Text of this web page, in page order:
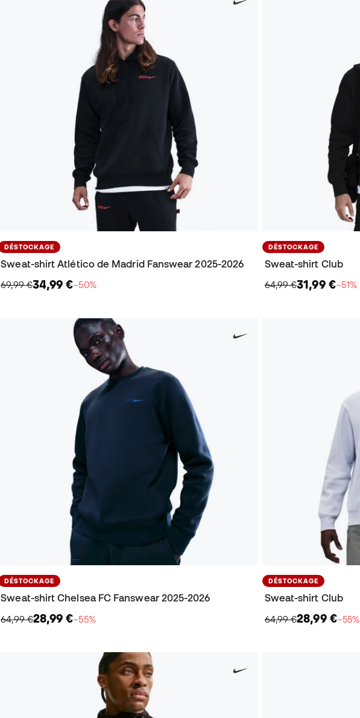
DÉSTOCKAGE
Sweat-shirt Atlético de Madrid Fanswear 2025-2026
69,99 €34,99 €−50%
DÉSTOCKAGE
Sweat-shirt Club
64,99 €31,99 €−51%
DÉSTOCKAGE
Sweat-shirt Chelsea FC Fanswear 2025-2026
64,99 €28,99 €−55%
DÉSTOCKAGE
Sweat-shirt Club
64,99 €28,99 €−55%